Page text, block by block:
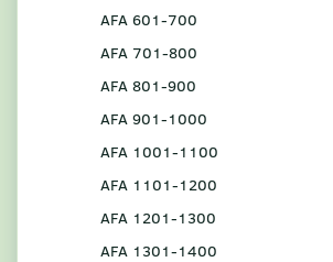
AFA 601-700
AFA 701-800
AFA 801-900
AFA 901-1000
AFA 1001-1100
AFA 1101-1200
AFA 1201-1300
AFA 1301-1400